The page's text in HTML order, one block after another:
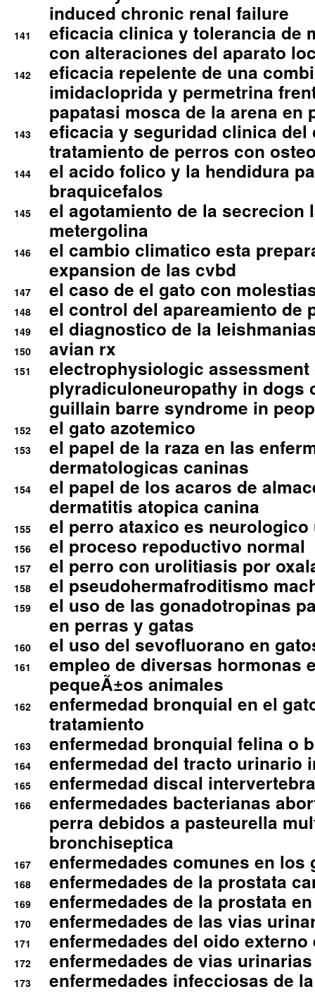
induced chronic renal failure
141
eficacia clinica y tolerancia de
con alteraciones del aparato
142
eficacia repelente de una
imidacloprida y permetrina
papatasi mosca de la arena en
143
eficacia y seguridad clinica del
tratamiento de perros con
144
el acido folico y la hendidura
braquicefalos
145
el agotamiento de la secrecion
metergolina
146
el cambio climatico esta
expansion de las cvbd
147 el caso de el gato con
148 el control del apareamiento de
149 el diagnostico de la
150 avian rx
151
electrophysiologic assessment
plyradiculoneuropathy in dogs
guillain barre syndrome in
152 el gato azotemico
153
el papel de la raza en las
dermatologicas caninas
154
el papel de los acaros de
dermatitis atopica canina
155 el perro ataxico es
156 el proceso repoductivo normal
157 el perro con urolitiasis por
158 el pseudohermafroditismo
159
el uso de las gonadotropinas
en perras y gatas
160 el uso del sevofluorano en
161
empleo de diversas hormonas
pequeÃ±os animales
162
enfermedad bronquial en el
tratamiento
163 enfermedad bronquial felina o
164 enfermedad del tracto urinario
165 enfermedad discal
166
enfermedades bacterianas
perra debidos a pasteurella
bronchiseptica
167 enfermedades comunes en los
168 enfermedades de la prostata
169 enfermedades de la prostata
170 enfermedades de las vias
171 enfermedades del oido
172 enfermedades de vias
173 enfermedades infecciosas de